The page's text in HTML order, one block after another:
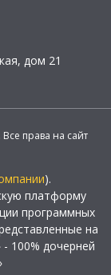
дом 21
права на сайт
).
платформу
программных
на
100% дочерней